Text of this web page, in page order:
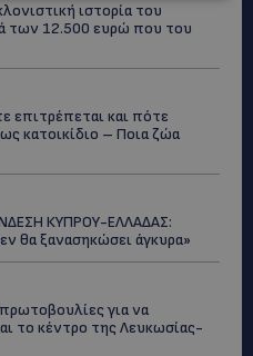
ιστορία του
των 12.500 ευρώ που του
επιτρέπεται και πότε
κατοικίδιο – Ποια ζώα
ΚΥΠΡΟΥ-ΕΛΛΑΔΑΣ:
θα ξανασηκώσει άγκυρα»
για να
το κέντρο της Λευκωσίας-